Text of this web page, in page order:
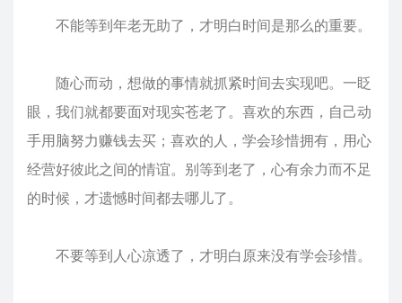
不能等到年老无助了，才明白时间是那么的重要。
随心而动，想做的事情就抓紧时间去实现吧。一眨
眼，我们就都要面对现实苍老了。喜欢的东西，自己动
手用脑努力赚钱去买；喜欢的人，学会珍惜拥有，用心
经营好彼此之间的情谊。别等到老了，心有余力而不足
的时候，才遗憾时间都去哪儿了。
不要等到人心凉透了，才明白原来没有学会珍惜。